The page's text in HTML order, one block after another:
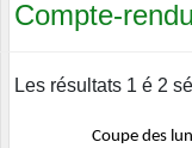
Compte-rendu
Les résultats 1 é 2
Coupe des